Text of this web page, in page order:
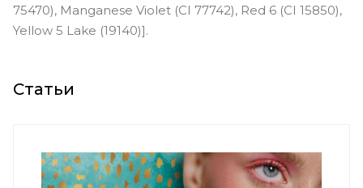
75470), Manganese Violet (CI 77742), Red 6 (CI 15850),
Yellow 5 Lake (19140)].
Статьи